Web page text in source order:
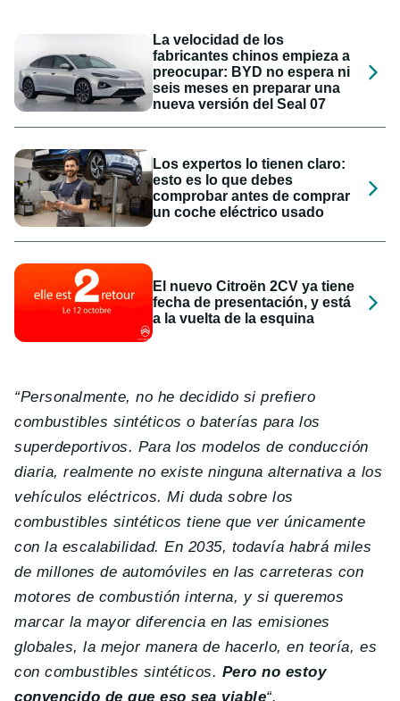
La velocidad de los
fabricantes chinos empieza a
preocupar: BYD no espera ni
seis meses en preparar una
nueva versión del Seal 07
Los expertos lo tienen claro:
esto es lo que debes
comprobar antes de comprar
un coche eléctrico usado
El nuevo Citroën 2CV ya tiene
fecha de presentación, y está
a la vuelta de la esquina
“Personalmente, no he decidido si prefiero
combustibles sintéticos o baterías para los
superdeportivos. Para los modelos de conducción
diaria, realmente no existe ninguna alternativa a los
vehículos eléctricos. Mi duda sobre los
combustibles sintéticos tiene que ver únicamente
con la escalabilidad. En 2035, todavía habrá miles
de millones de automóviles en las carreteras con
motores de combustión interna, y si queremos
marcar la mayor diferencia en las emisiones
globales, la mejor manera de hacerlo, en teoría, es
con combustibles sintéticos. Pero no estoy
convencido de que eso sea viable“.